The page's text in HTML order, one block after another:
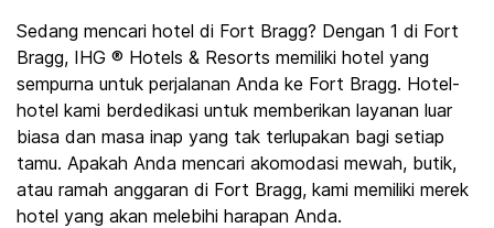
Sedang mencari hotel di Fort Bragg? Dengan 1 di Fort
Bragg, IHG ® Hotels & Resorts memiliki hotel yang
sempurna untuk perjalanan Anda ke Fort Bragg. Hotel-
hotel kami berdedikasi untuk memberikan layanan luar
biasa dan masa inap yang tak terlupakan bagi setiap
tamu. Apakah Anda mencari akomodasi mewah, butik,
atau ramah anggaran di Fort Bragg, kami memiliki merek
hotel yang akan melebihi harapan Anda.